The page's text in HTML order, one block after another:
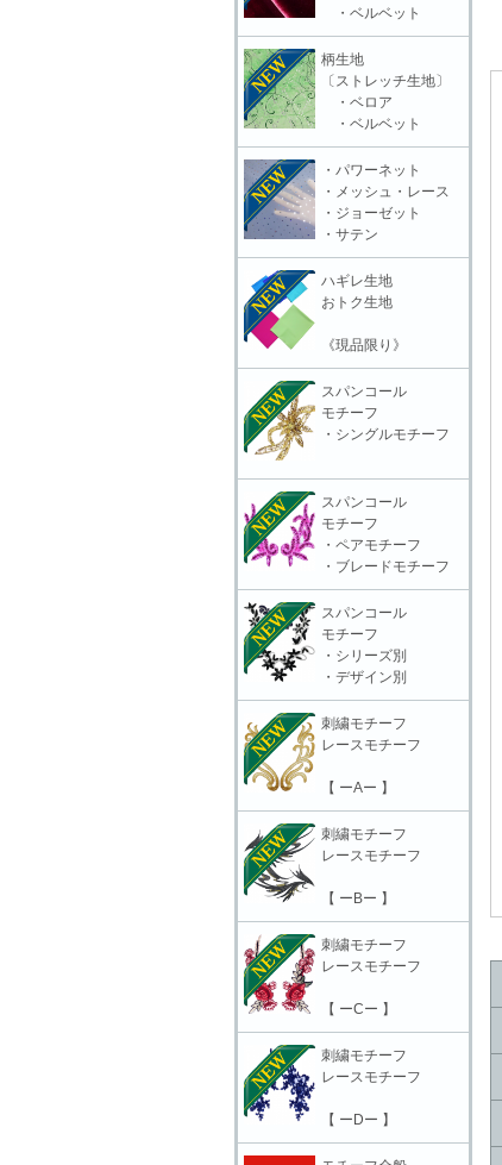
・ベルベット
柄生地
〔ストレッチ生地〕
・ベロア
・ベルベット
・パワーネット
・メッシュ・レース
・ジョーゼット
・サテン
ハギレ生地
おトク生地
《現品限り》
スパンコール
モチーフ
・シングルモチーフ
スパンコール
モチーフ
・ペアモチーフ
・ブレードモチーフ
スパンコール
モチーフ
・シリーズ別
・デザイン別
刺繍モチーフ
レースモチーフ
【 ーAー 】
刺繍モチーフ
レースモチーフ
【 ーBー 】
刺繍モチーフ
レースモチーフ
【 ーCー 】
刺繍モチーフ
レースモチーフ
【 ーDー 】